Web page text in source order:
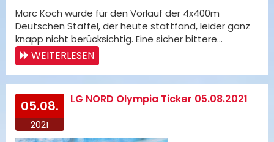
Marc Koch wurde für den Vorlauf der 4x400m
Deutschen Staffel, der heute stattfand, leider ganz
knapp nicht berücksichtig. Eine sicher bittere…
WEITERLESEN
05.08.
2021
LG NORD Olympia Ticker 05.08.2021